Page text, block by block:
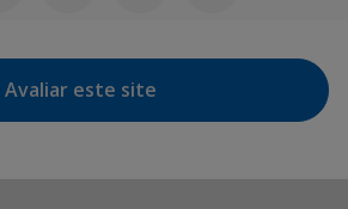
Avaliar este site